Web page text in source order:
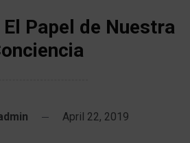
Papel de Nuestra
April 22, 2019